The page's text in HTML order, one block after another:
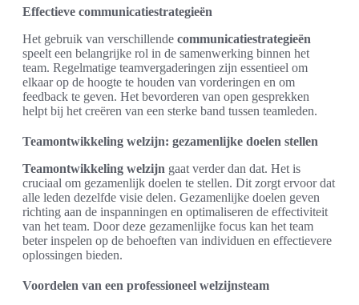
Effectieve communicatiestrategieën
Het gebruik van verschillende communicatiestrategieën
speelt een belangrijke rol in de samenwerking binnen het
team. Regelmatige teamvergaderingen zijn essentieel om
elkaar op de hoogte te houden van vorderingen en om
feedback te geven. Het bevorderen van open gesprekken
helpt bij het creëren van een sterke band tussen teamleden.
Teamontwikkeling welzijn: gezamenlijke doelen stellen
Teamontwikkeling welzijn gaat verder dan dat. Het is
cruciaal om gezamenlijk doelen te stellen. Dit zorgt ervoor dat
alle leden dezelfde visie delen. Gezamenlijke doelen geven
richting aan de inspanningen en optimaliseren de effectiviteit
van het team. Door deze gezamenlijke focus kan het team
beter inspelen op de behoeften van individuen en effectievere
oplossingen bieden.
Voordelen van een professioneel welzijnsteam